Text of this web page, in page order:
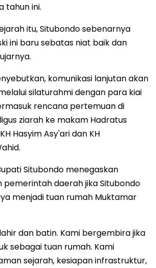
tahun ini.
itu, Situbondo sebenarnya
ini baru sebatas niat baik dan
komunikasi lanjutan akan
silaturahmi dengan para kiai
rencana pertemuan di
ziarah ke makam Hadratus
Hasyim Asy'ari dan KH
Situbondo menegaskan
pemerintah daerah jika Situbondo
menjadi tuan rumah Muktamar
dan batin. Kami bergembira jika
sebagai tuan rumah. Kami
sejarah, kesiapan infrastruktur,